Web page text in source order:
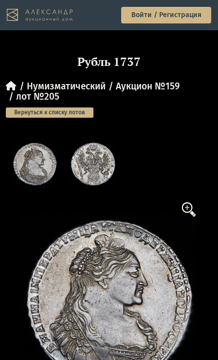
Войти / Регистрация
Рубль 1737
Нумизматический
Аукцион №159
лот №205
Вернуться к списку лотов